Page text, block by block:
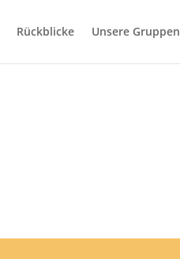
Rückblicke Unsere Gruppen